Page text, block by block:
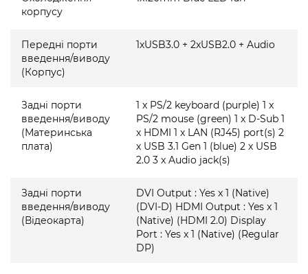
корпусу
Передні порти
введення/виводу
(Корпус)
1xUSB3.0 + 2xUSB2.0 + Audio
Задні порти
введення/виводу
(Материнська
плата)
1 x PS/2 keyboard (purple) 1 x
PS/2 mouse (green) 1 x D-Sub 1
x HDMI 1 x LAN (RJ45) port(s) 2
x USB 3.1 Gen 1 (blue) 2 x USB
2.0 3 x Audio jack(s)
Задні порти
введення/виводу
(Відеокарта)
DVI Output : Yes x 1 (Native)
(DVI-D) HDMI Output : Yes x 1
(Native) (HDMI 2.0) Display
Port : Yes x 1 (Native) (Regular
DP)